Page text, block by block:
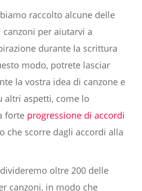
raccolto alcune delle
per aiutarvi a
durante la scrittura
modo, potrete lasciar
la vostra idea di canzone e
altri aspetti, come lo
forte progressione di accordi
che scorre dagli accordi alla
oltre 200 delle
canzoni, in modo che